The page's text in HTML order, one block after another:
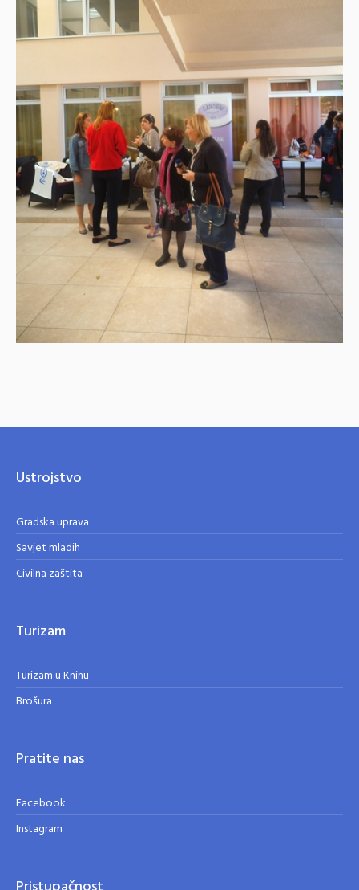
Ustrojstvo
Gradska uprava
Savjet mladih
Civilna zaštita
Turizam
Turizam u Kninu
Brošura
Pratite nas
Facebook
Instagram